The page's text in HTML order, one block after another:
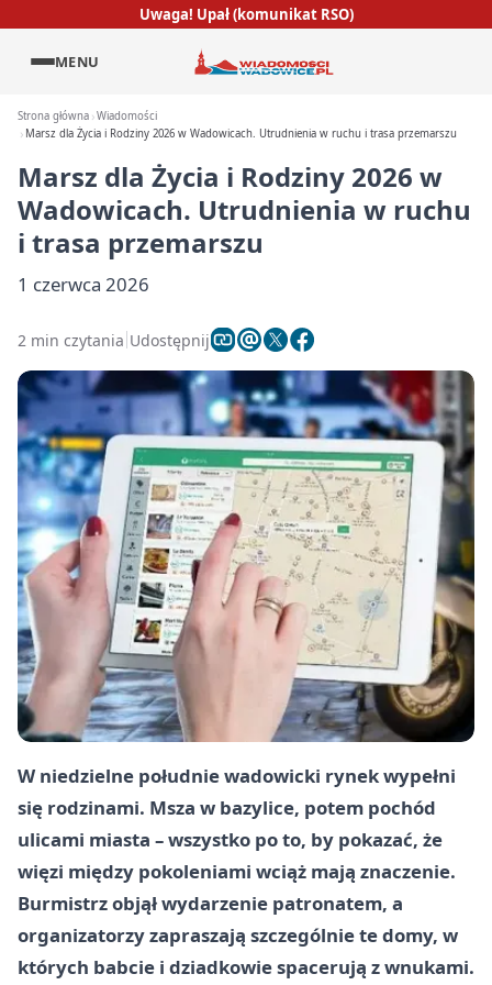
Uwaga! Upał (komunikat RSO)
MENU
Strona główna Wiadomości
Marsz dla Życia i Rodziny 2026 w Wadowicach. Utrudnienia w ruchu i trasa przemarszu
Marsz dla Życia i Rodziny 2026 w
Wadowicach. Utrudnienia w ruchu
i trasa przemarszu
1 czerwca 2026
2 min czytania Udostępnij
W niedzielne południe wadowicki rynek wypełni
się rodzinami. Msza w bazylice, potem pochód
ulicami miasta – wszystko po to, by pokazać, że
więzi między pokoleniami wciąż mają znaczenie.
Burmistrz objął wydarzenie patronatem, a
organizatorzy zapraszają szczególnie te domy, w
których babcie i dziadkowie spacerują z wnukami.